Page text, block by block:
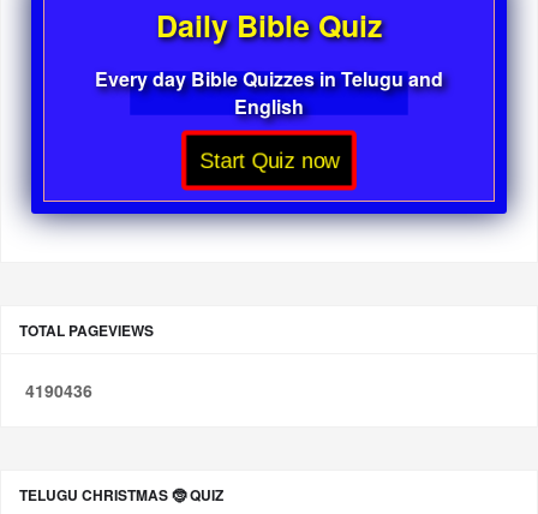
Daily Bible Quiz
Every day Bible Quizzes in Telugu and
English
Start Quiz now
TOTAL PAGEVIEWS
4190436
TELUGU CHRISTMAS 🤶 QUIZ